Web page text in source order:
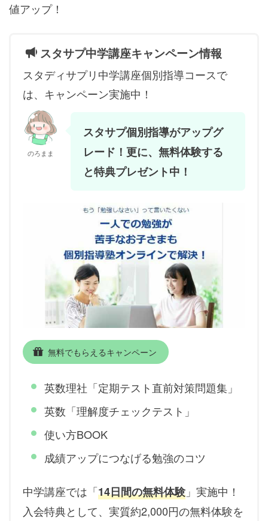
値アップ！
スタサプ中学講座キャンペーン情報
スタディサプリ中学講座個別指導コースで
は、キャンペーン実施中！
のろまま
スタサプ個別指導がアップグ
レード！更に、無料体験する
と特典プレゼント中！
無料でもらえるキャンペーン
英数理社「定期テスト直前対策問題集」
英数「理解度チェックテスト」
使い方BOOK
成績アップにつなげる勉強のコツ
中学講座では「14日間の無料体験 」実施中！
入会特典として、実質約2,000円の無料体験を